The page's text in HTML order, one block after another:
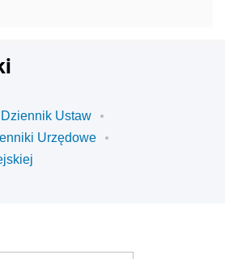
Dziennik Ustaw
Urzędowe